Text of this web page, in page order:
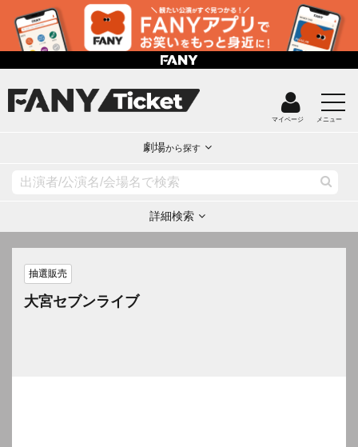
マイページ メニュー
劇場から探す
詳細検索
抽選販売
大宮セブンライブ